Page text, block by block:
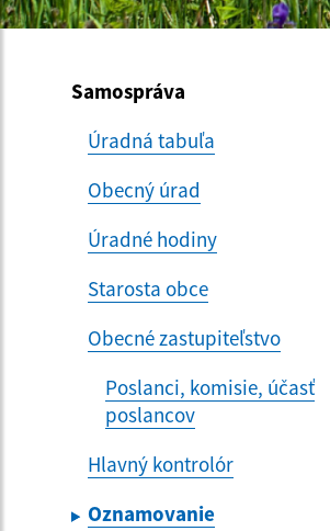
Samospráva
Úradná tabuľa
Obecný úrad
Úradné hodiny
Starosta obce
Obecné zastupiteľstvo
Poslanci, komisie, účasť
poslancov
Hlavný kontrolór
Oznamovanie